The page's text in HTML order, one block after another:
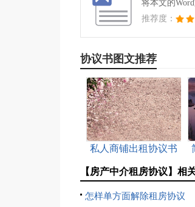
将本文的
推荐度：
协议书图文推荐
私人商铺出租协议书
【房产中介租房协议】相
怎样单方面解除租房协议